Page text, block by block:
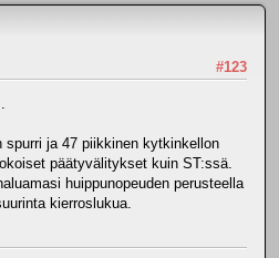
#123
spurri ja 47 piikkinen kytkinkellon
päätyvälitykset kuin ST:ssä.
huippunopeuden perusteella
kierroslukua.